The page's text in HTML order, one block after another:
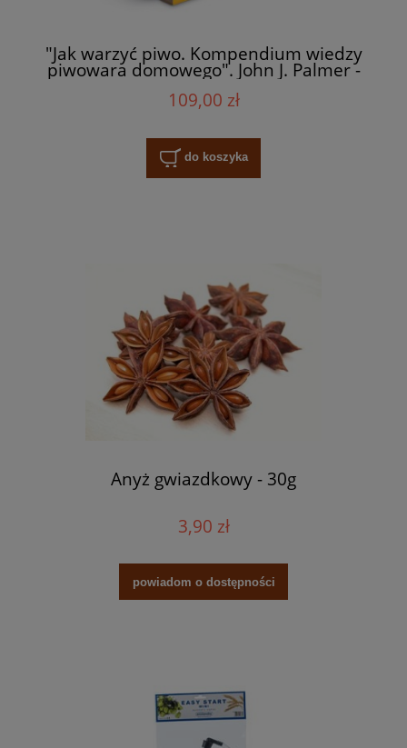
"Jak warzyć piwo. Kompendium wiedzy
piwowara domowego". John J. Palmer -
ilustrowany poradnik
109,00 zł
do koszyka
Anyż gwiazdkowy - 30g
3,90 zł
powiadom o dostępności